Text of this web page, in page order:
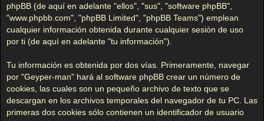
phpBB (de aquí en adelante "ellos", "sus", "software phpBB",
"www.phpbb.com", "phpBB Limited", "phpBB Teams") emplean
cualquier información obtenida durante cualquier sesión de uso
por ti (de aquí en adelante "tu información").
Tu información es obtenida por dos vías. Primeramente, navegar
por "Geyper-man" hará al software phpBB crear un número de
cookies, las cuales son un pequeño archivo de texto que se
descargan en los archivos temporales del navegador de tu PC. Las
primeras dos cookies sólo contienen un identificador de usuario